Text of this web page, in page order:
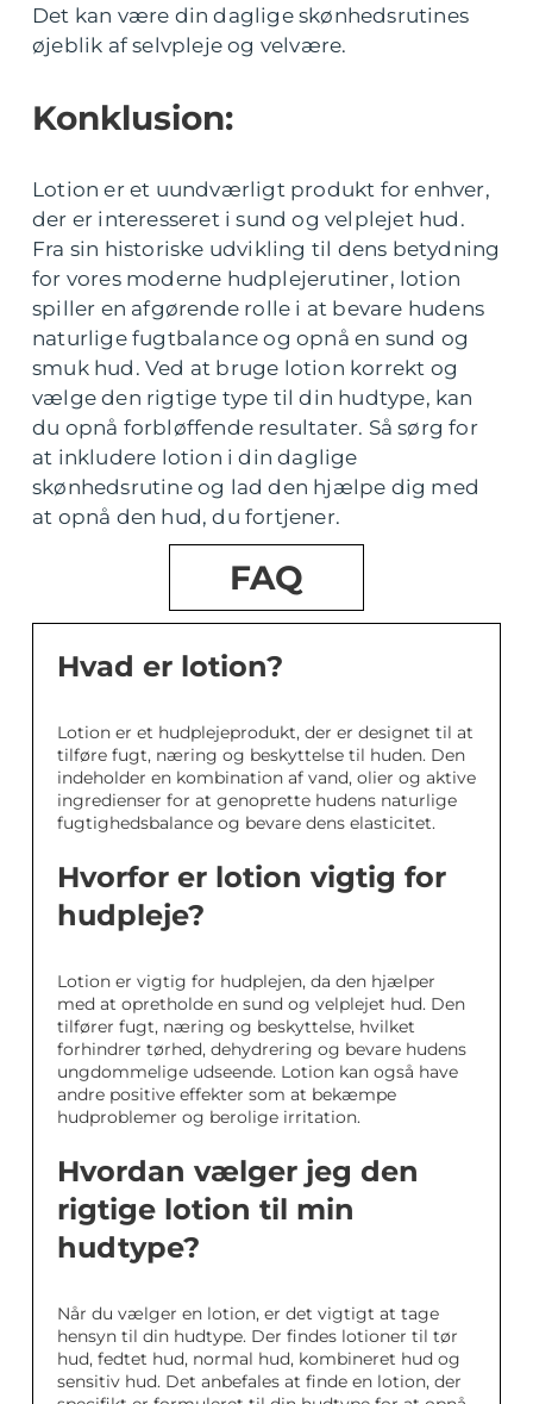
Det kan være din daglige skønhedsrutines
øjeblik af selvpleje og velvære.
Konklusion:
Lotion er et uundværligt produkt for enhver,
der er interesseret i sund og velplejet hud.
Fra sin historiske udvikling til dens betydning
for vores moderne hudplejerutiner, lotion
spiller en afgørende rolle i at bevare hudens
naturlige fugtbalance og opnå en sund og
smuk hud. Ved at bruge lotion korrekt og
vælge den rigtige type til din hudtype, kan
du opnå forbløffende resultater. Så sørg for
at inkludere lotion i din daglige
skønhedsrutine og lad den hjælpe dig med
at opnå den hud, du fortjener.
FAQ
Hvad er lotion?
Lotion er et hudplejeprodukt, der er designet til at
tilføre fugt, næring og beskyttelse til huden. Den
indeholder en kombination af vand, olier og aktive
ingredienser for at genoprette hudens naturlige
fugtighedsbalance og bevare dens elasticitet.
Hvorfor er lotion vigtig for
hudpleje?
Lotion er vigtig for hudplejen, da den hjælper
med at opretholde en sund og velplejet hud. Den
tilfører fugt, næring og beskyttelse, hvilket
forhindrer tørhed, dehydrering og bevare hudens
ungdommelige udseende. Lotion kan også have
andre positive effekter som at bekæmpe
hudproblemer og berolige irritation.
Hvordan vælger jeg den
rigtige lotion til min
hudtype?
Når du vælger en lotion, er det vigtigt at tage
hensyn til din hudtype. Der findes lotioner til tør
hud, fedtet hud, normal hud, kombineret hud og
sensitiv hud. Det anbefales at finde en lotion, der